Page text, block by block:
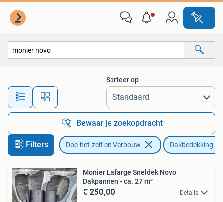
Alle afstanden…
Sorteer op
Bewaar je zoekopdracht
Filters Doe-het-zelf en Verbouw Dakbedekking
Monier Lafarge Sneldek Novo
Dakpannen - ca. 27 m²
€ 250,00 Details